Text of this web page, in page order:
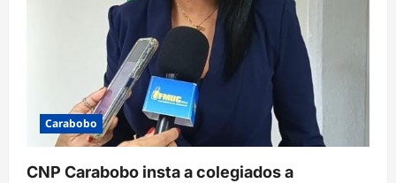
Carabobo
CNP Carabobo insta a colegiados a